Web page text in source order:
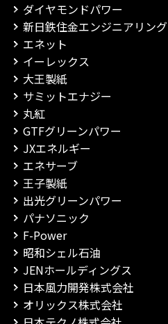
ダイヤモンドパワー
新日鉄住金エンジニアリング
エネット
イーレックス
大王製紙
サミットエナジー
丸紅
GTFグリーンパワー
JXエネルギー
エネサーブ
王子製紙
出光グリーンパワー
パナソニック
F-Power
昭和シェル石油
JENホールディングス
日本風力開発株式会社
オリックス株式会社